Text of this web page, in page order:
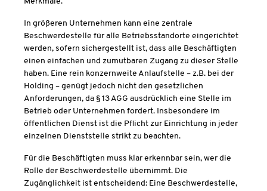
In größeren Unternehmen kann eine zentrale
Beschwerdestelle für alle Betriebsstandorte eingerichtet
werden, sofern sichergestellt ist, dass alle Beschäftigten
einen einfachen und zumutbaren Zugang zu dieser Stelle
haben. Eine rein konzernweite Anlaufstelle – z.B. bei der
Holding – genügt jedoch nicht den gesetzlichen
Anforderungen, da § 13 AGG ausdrücklich eine Stelle im
Betrieb oder Unternehmen fordert. Insbesondere im
öffentlichen Dienst ist die Pflicht zur Einrichtung in jeder
einzelnen Dienststelle strikt zu beachten.
Für die Beschäftigten muss klar erkennbar sein, wer die
Rolle der Beschwerdestelle übernimmt. Die
Zugänglichkeit ist entscheidend: Eine Beschwerdestelle,